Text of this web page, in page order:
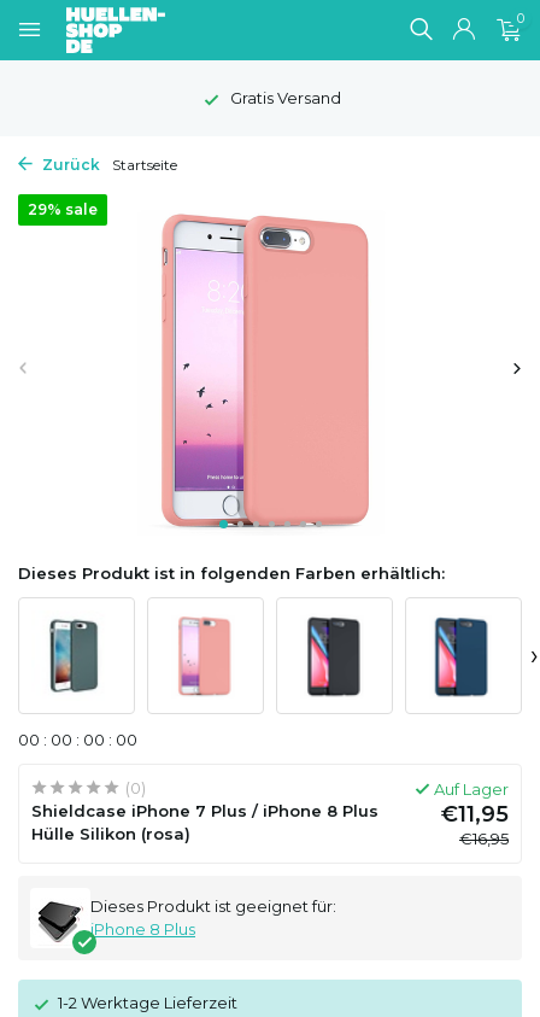
0
Gratis Versand
Zurück Startseite
29% sale
Dieses Produkt ist in folgenden Farben erhältlich:
›
00 : 00 : 00 : 00
(0)
Shieldcase iPhone 7 Plus / iPhone 8 Plus
Hülle Silikon (rosa)
Auf Lager
€11,95
€16,95
Dieses Produkt ist geeignet für:
iPhone 8 Plus
1-2 Werktage Lieferzeit